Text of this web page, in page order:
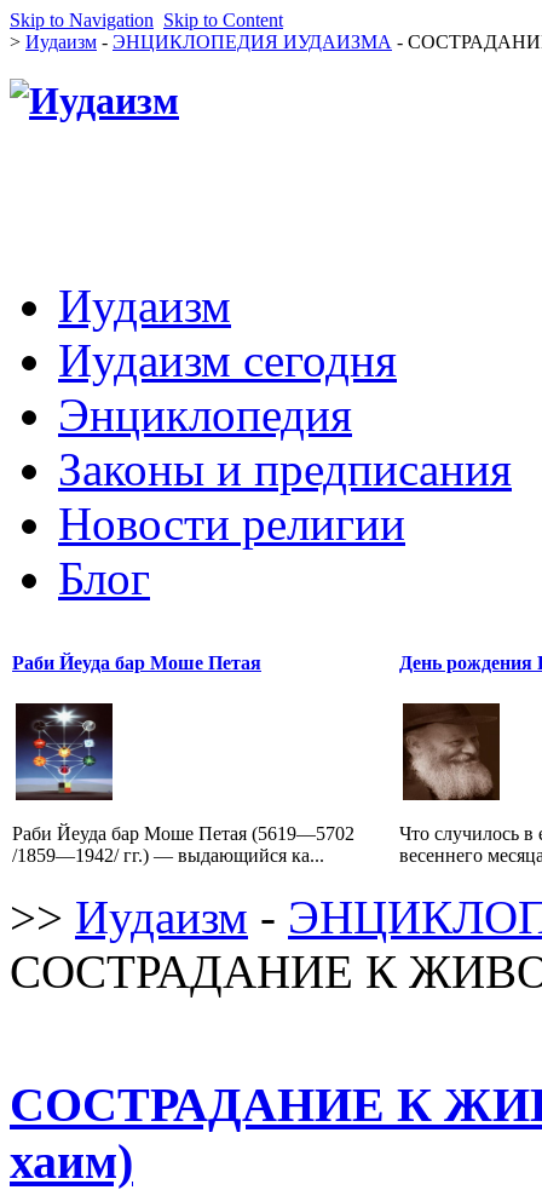
Skip to Navigation Skip to Content
> Иудаизм - ЭНЦИКЛОПЕДИЯ ИУДАИЗМА -
Иудаизм
Иудаизм сегодня
Энциклопедия
Законы и предписания
Новости религии
Блог
Раби Йеуда бар Моше Петая
Раби Йеуда бар Моше Петая (5619—5702
/1859—1942/ гг.) — выдающийся ка...
День рождения
Что случилось в
весеннего
>> Иудаизм -
СОСТРАДАНИЕ К
СОСТРАДАНИЕ К
хаим)